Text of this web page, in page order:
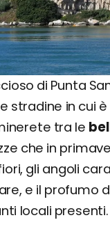
di Punta
stradine in cui
tra le
che in
gli angoli
e il profumo
locali presenti.